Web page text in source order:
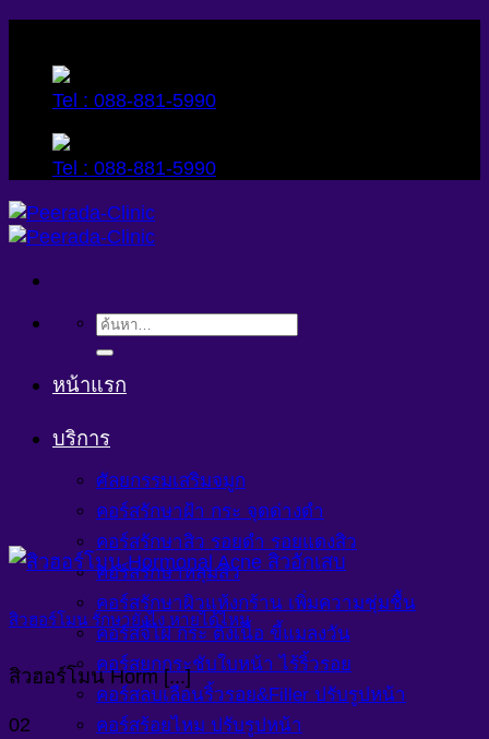
content
Tel : 088-881-5990
Tel : 088-881-5990
ค้นหา:
หน้าแรก
บริการ
ศัลยกรรมเสริมจมูก
คอร์สรักษาฝ้า กระ จุดด่างดำ
คอร์สรักษาสิว รอยดำ รอยแดงสิว
คอร์สรักษาหลุมสิว
คอร์สรักษาผิวแห้งกร้าน เพิ่มความชุ่มชื้น
คอร์สจี้ไฝ กระ ติ่งเนื้อ ขี้แมลงวัน
คอร์สยกกระชับใบหน้า ไร้ริ้วรอย
คอร์สลบเลือนริ้วรอย&Filler ปรับรูปหน้า
คอร์สร้อยไหม ปรับรูปหน้า
สิวฮอร์โมน รักษายังไง หายได้ไหม
สิวฮอร์โมน Horm [...]
02